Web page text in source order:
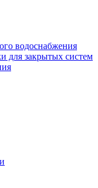
водоснабжения
для закрытых систем